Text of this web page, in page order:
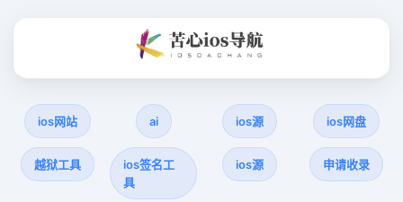
ios网站 ai ios源 ios网盘
越狱工具
ios签名工
具
ios源 申请收录